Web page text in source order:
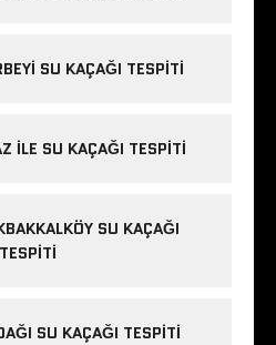
SU KAÇAĞI TESPITI
ILE SU KAÇAĞI TESPITI
SU KAÇAĞI
TESPITI
SU KAÇAĞI TESPITI